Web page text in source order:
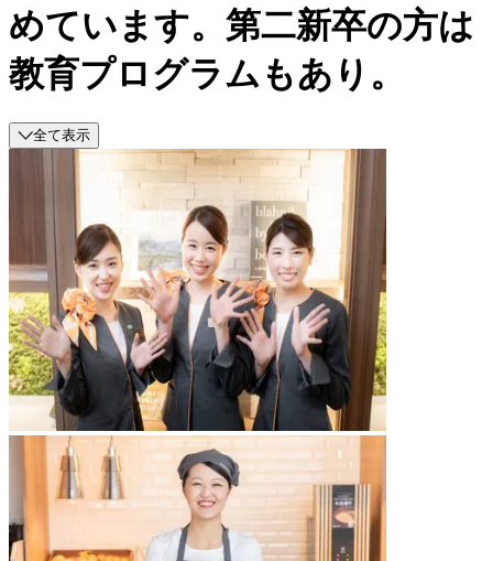
めています。第二新卒の方は
教育プログラムもあり。
全て表示